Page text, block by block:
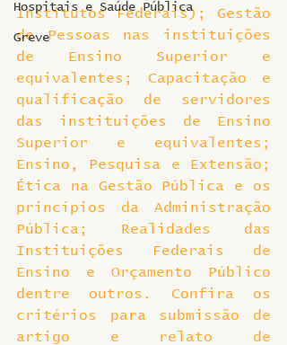
Hospitais e Saúde Pública
Greve
Institutos Federais); Gestão
de Pessoas nas instituições
de Ensino Superior e
equivalentes; Capacitação e
qualificação de servidores
das instituições de Ensino
Superior e equivalentes;
Ensino, Pesquisa e Extensão;
Ética na Gestão Pública e os
princípios da Administração
Pública; Realidades das
Instituições Federais de
Ensino e Orçamento Público
dentre outros. Confira os
critérios para submissão de
artigo e relato de